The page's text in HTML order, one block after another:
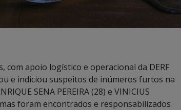
com apoio logístico e operacional da DERF
e indiciou suspeitos de inúmeros furtos na
SENA PEREIRA (28) e VINICIUS
mas foram encontrados e responsabilizados